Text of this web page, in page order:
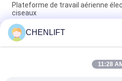
Plateforme de travail aérienne
ciseaux
Plateforme hydraulique de 10 m
ciseaux autopropulsé avec
charge
Plateforme de levage hydraulique
CHENLIFT
11:28